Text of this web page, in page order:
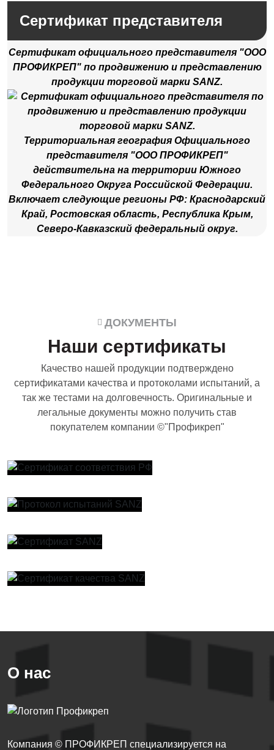
Сертификат представителя
Сертификат официального представителя "ООО
ПРОФИКРЕП" по продвижению и представлению
продукции торговой марки SANZ.
Территориальная география Официального
представителя "ООО ПРОФИКРЕП"
действительна на территории Южного
Федерального Округа Российской Федерации.
Включает следующие регионы РФ: Краснодарский
Край, Ростовская область, Республика Крым,
Северо-Кавказский федеральный округ.
ДОКУМЕНТЫ
Наши сертификаты
Качество нашей продукции подтверждено
сертификатами качества и протоколами испытаний, а
так же тестами на долговечность. Оригинальные и
легальные документы можно получить став
покупателем компании ©"Профикреп"
О нас
Компания © ПРОФИКРЕП специализируется на